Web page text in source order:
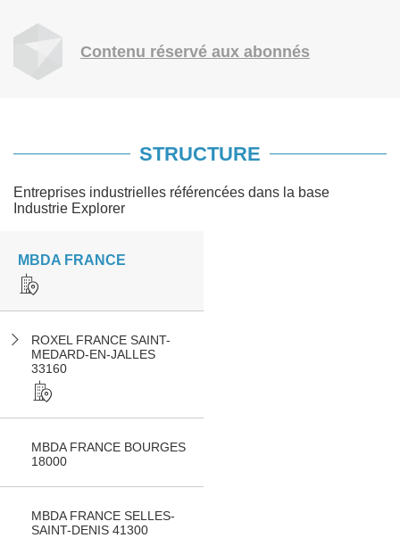
Contenu réservé aux abonnés
STRUCTURE
Entreprises industrielles référencées dans la base
Industrie Explorer
MBDA FRANCE
ROXEL FRANCE SAINT-
MEDARD-EN-JALLES
33160
MBDA FRANCE BOURGES
18000
MBDA FRANCE SELLES-
SAINT-DENIS 41300